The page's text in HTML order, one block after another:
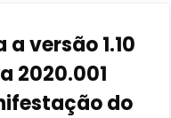
versão 1.10
2020.001
do